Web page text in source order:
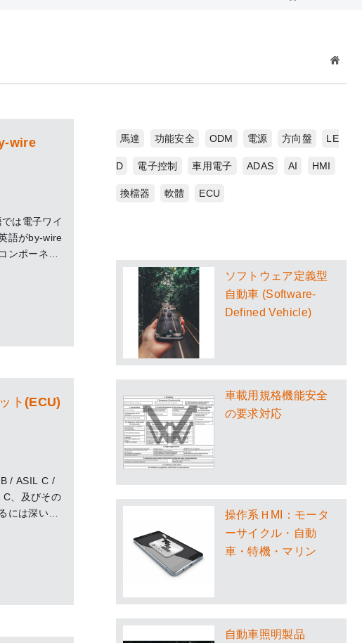
wire
は電子ワイ
語がby-wire
ンポーネン
ト(ECU)
/ ASIL C /
C、及びその
には深い理
J1939な
ルを利用し
馬達 功能安全 ODM 電源 方向盤 LE
D 電子控制 車用電子 ADAS AI HMI
換檔器 軟體 ECU
ソフトウェア定義型
自動車 (Software-
Defined Vehicle)
車載用規格機能安全
の要求対応
操作系ＨMI：モータ
ーサイクル・自動
車・特機・マリン
自動車照明製品